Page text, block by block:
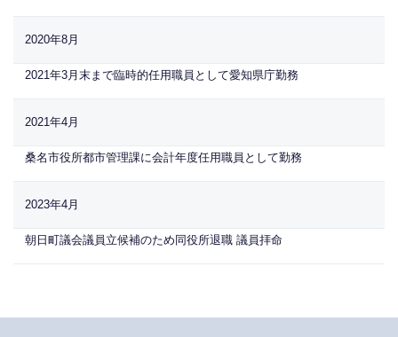
2020年8月
2021年3月末まで臨時的任用職員として愛知県庁勤務
2021年4月
桑名市役所都市管理課に会計年度任用職員として勤務
2023年4月
朝日町議会議員立候補のため同役所退職 議員拝命